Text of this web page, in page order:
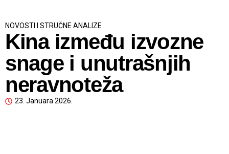
NOVOSTI I STRUČNE ANALIZE
Kina između izvozne
snage i unutrašnjih
neravnoteža
23. Januara 2026.